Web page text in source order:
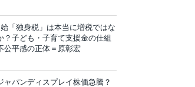
「独身税」は本当に増税ではな
？子ども・子育て支援金の仕組
公平感の正体＝原彰宏
ャパンディスプレイ株価急騰？